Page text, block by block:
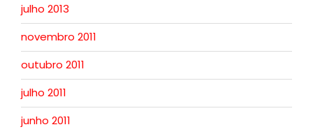
julho 2013
novembro 2011
outubro 2011
julho 2011
junho 2011